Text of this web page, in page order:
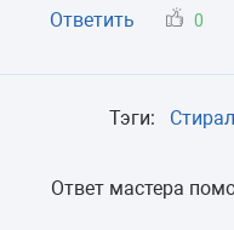
Ответить 0
Тэги:
Ответ мастера